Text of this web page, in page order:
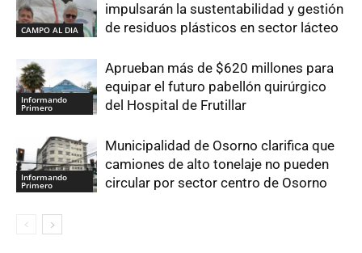
CAMPO AL DIA
impulsarán la sustentabilidad y gestión
de residuos plásticos en sector lácteo
Informando
Primero
Aprueban más de $620 millones para
equipar el futuro pabellón quirúrgico
del Hospital de Frutillar
Informando
Primero
Municipalidad de Osorno clarifica que
camiones de alto tonelaje no pueden
circular por sector centro de Osorno